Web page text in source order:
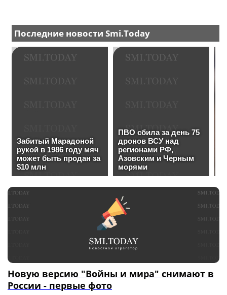
Новую версию "Войны и мира" снимают в
России - первые фото